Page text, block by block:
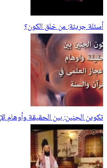
أسئلة جريئة: من خلق الكون؟
تكوين الجنين: بين الحقيقة وأوهام